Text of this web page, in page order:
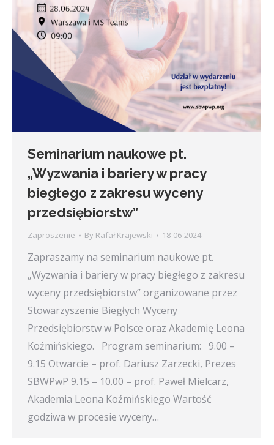
Seminarium naukowe pt.
„Wyzwania i bariery w pracy
biegłego z zakresu wyceny
przedsiębiorstw”
Zaproszenie By Rafał Krajewski 18-06-2024
Zapraszamy na seminarium naukowe pt.
„Wyzwania i bariery w pracy biegłego z zakresu
wyceny przedsiębiorstw” organizowane przez
Stowarzyszenie Biegłych Wyceny
Przedsiębiorstw w Polsce oraz Akademię Leona
Koźmińskiego. Program seminarium: 9.00 –
9.15 Otwarcie – prof. Dariusz Zarzecki, Prezes
SBWPwP 9.15 – 10.00 – prof. Paweł Mielcarz,
Akademia Leona Koźmińskiego Wartość
godziwa w procesie wyceny…